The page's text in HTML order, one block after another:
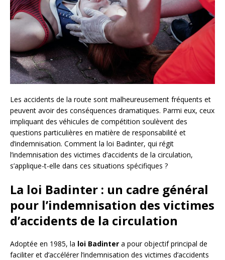
Les accidents de la route sont malheureusement fréquents et
peuvent avoir des conséquences dramatiques. Parmi eux, ceux
impliquant des véhicules de compétition soulèvent des
questions particulières en matière de responsabilité et
d’indemnisation. Comment la loi Badinter, qui régit
l’indemnisation des victimes d’accidents de la circulation,
s’applique-t-elle dans ces situations spécifiques ?
La loi Badinter : un cadre général
pour l’indemnisation des victimes
d’accidents de la circulation
Adoptée en 1985, la loi Badinter a pour objectif principal de
faciliter et d’accélérer l’indemnisation des victimes d’accidents